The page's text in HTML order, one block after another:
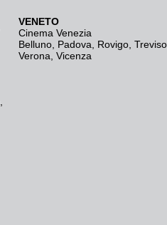
VENETO
Cinema Venezia
Belluno Padova Rovigo Treviso
Verona Vicenza